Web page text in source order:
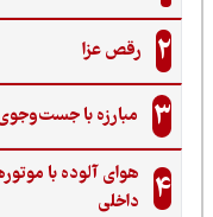
رقص عزا
مبارزه با جست‌وجوی گنج‌
هوای آلوده با
داخلی